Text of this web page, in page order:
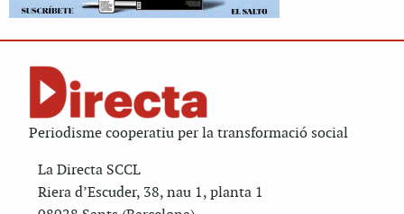
Periodisme cooperatiu per la transformació social
La Directa SCCL
Riera d’Escuder, 38, nau 1, planta 1